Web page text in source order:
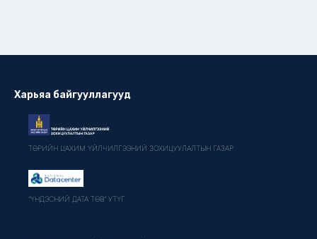
Харьяа байгууллагууд
ТӨРИЙН ЦАХИМ ҮЙЛЧИЛГЭЭНИЙ ЗОХИЦУУЛАЛТЫН ГАЗАР
"ҮНДЭСНИЙ ДАТА ТӨВ" УТҮГ